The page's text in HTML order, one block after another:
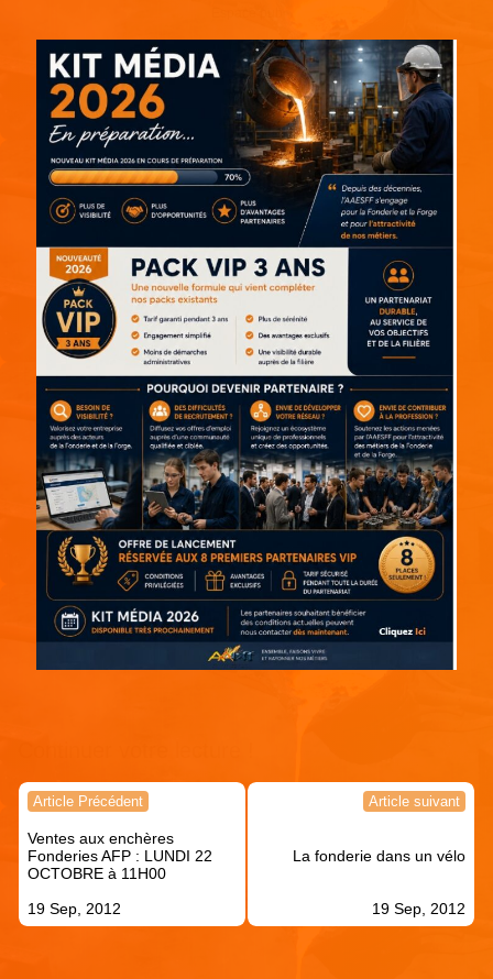
Navigation
l’article
Article Précédent
Ventes aux enchères
Fonderies AFP : LUNDI 22
OCTOBRE à 11H00
19 Sep, 2012
Article suivant
La fonderie dans un vélo
19 Sep, 2012